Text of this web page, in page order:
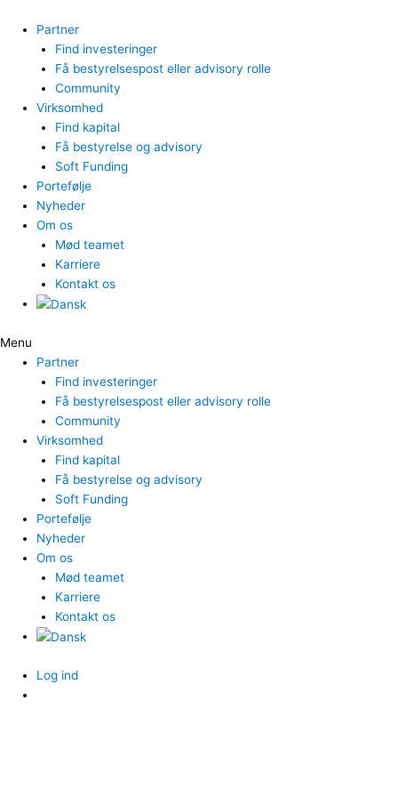
indholdet
Partner
Find investeringer
Få bestyrelsespost eller advisory rolle
Community
Virksomhed
Find kapital
Få bestyrelse og advisory
Soft Funding
Portefølje
Nyheder
Om os
Mød teamet
Karriere
Kontakt os
Menu
Partner
Find investeringer
Få bestyrelsespost eller advisory rolle
Community
Virksomhed
Find kapital
Få bestyrelse og advisory
Soft Funding
Portefølje
Nyheder
Om os
Mød teamet
Karriere
Kontakt os
Log ind